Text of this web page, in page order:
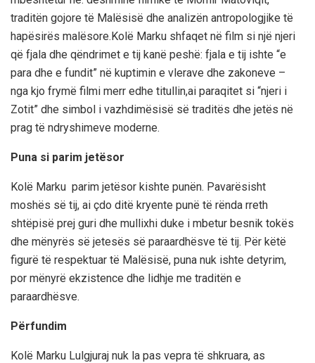
traditën gojore të Malësisë dhe analizën antropologjike të
hapësirës malësore.Kolë Marku shfaqet në film si një njeri
që fjala dhe qëndrimet e tij kanë peshë: fjala e tij ishte “e
para dhe e fundit” në kuptimin e vlerave dhe zakoneve –
nga kjo frymë filmi merr edhe titullin,ai paraqitet si “njeri i
Zotit” dhe simbol i vazhdimësisë së traditës dhe jetës në
prag të ndryshimeve moderne.
Puna si parim jetësor
Kolë Marku parim jetësor kishte punën. Pavarësisht
moshës së tij, ai çdo ditë kryente punë të rënda rreth
shtëpisë prej guri dhe mullixhi duke i mbetur besnik tokës
dhe mënyrës së jetesës së paraardhësve të tij. Për këtë
figurë të respektuar të Malësisë, puna nuk ishte detyrim,
por mënyrë ekzistence dhe lidhje me traditën e
paraardhësve.
Përfundim
Kolë Marku Lulgjuraj nuk la pas vepra të shkruara, as